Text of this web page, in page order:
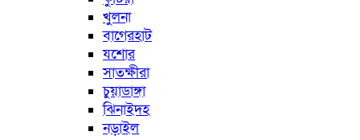
খুলনা
বাগেরহাট
যশোর
সাতক্ষীরা
চুয়াডাঙ্গা
ঝিনাইদহ
নড়াইল